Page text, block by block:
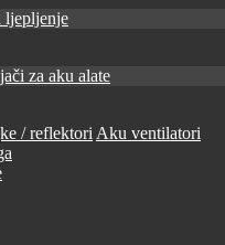
ljepljenje
za aku alate
/ reflektori Aku ventilatori